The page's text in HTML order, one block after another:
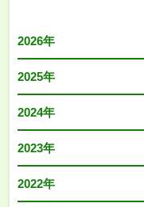
2026年
2025年
2024年
2023年
2022年